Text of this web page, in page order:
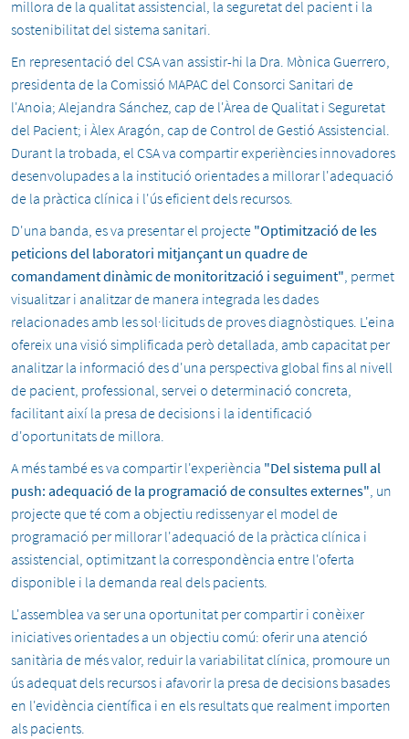
millora de la qualitat assistencial, la seguretat del pacient i la
sostenibilitat del sistema sanitari.
En representació del CSA van assistir-hi la Dra. Mònica Guerrero,
presidenta de la Comissió MAPAC del Consorci Sanitari de
l'Anoia; Alejandra Sánchez, cap de l'Àrea de Qualitat i Seguretat
del Pacient; i Àlex Aragón, cap de Control de Gestió Assistencial.
Durant la trobada, el CSA va compartir experiències innovadores
desenvolupades a la institució orientades a millorar l'adequació
de la pràctica clínica i l'ús eficient dels recursos.
D'una banda, es va presentar el projecte "Optimització de les
peticions del laboratori mitjançant un quadre de
comandament dinàmic de monitorització i seguiment", permet
visualitzar i analitzar de manera integrada les dades
relacionades amb les sol·licituds de proves diagnòstiques. L'eina
ofereix una visió simplificada però detallada, amb capacitat per
analitzar la informació des d'una perspectiva global fins al nivell
de pacient, professional, servei o determinació concreta,
facilitant així la presa de decisions i la identificació
d'oportunitats de millora.
A més també es va compartir l'experiència "Del sistema pull al
push: adequació de la programació de consultes externes", un
projecte que té com a objectiu redissenyar el model de
programació per millorar l'adequació de la pràctica clínica i
assistencial, optimitzant la correspondència entre l'oferta
disponible i la demanda real dels pacients.
L'assemblea va ser una oportunitat per compartir i conèixer
iniciatives orientades a un objectiu comú: oferir una atenció
sanitària de més valor, reduir la variabilitat clínica, promoure un
ús adequat dels recursos i afavorir la presa de decisions basades
en l'evidència científica i en els resultats que realment importen
als pacients.